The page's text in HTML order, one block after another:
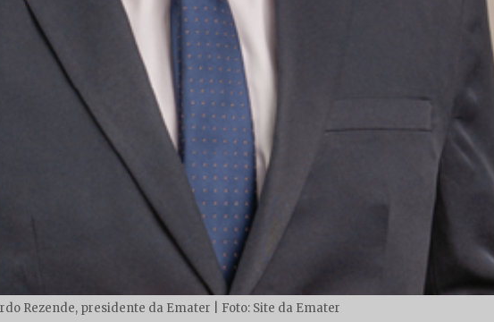
Rezende, presidente da Emater | Foto: Site da Emater